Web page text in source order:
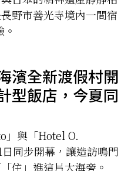
野市善光寺境內一間宿
濱全新渡假村開
型飯店，今夏同
」與「Hotel O.
同步開幕，讓造訪鳴門
住」進這片大海旁。